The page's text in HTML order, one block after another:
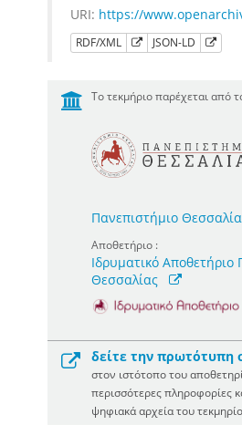
URI: https://
RDF/XML JSON-LD
Το τεκμήριο παρέχεται από
Πανεπιστήμιο
Αποθετήριο :
Ιδρυματικό Αποθετήριο
Θεσσαλίας
δείτε την πρωτότυπη
στον ιστότοπο του
περισσότερες πληροφορίες
ψηφιακά αρχεία του